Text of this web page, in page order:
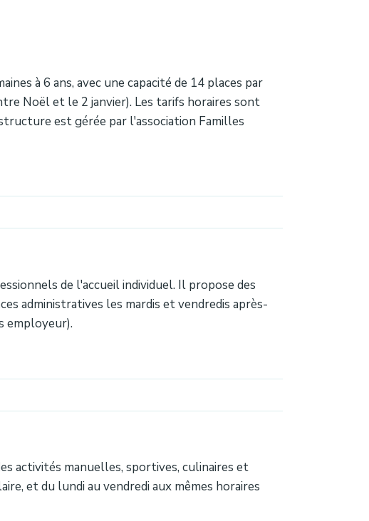
à 6 ans, avec une capacité de 14 places par
Noël et le 2 janvier). Les tarifs horaires sont
est gérée par l'association Familles
de l'accueil individuel. Il propose des
administratives les mardis et vendredis après-
employeur).
activités manuelles, sportives, culinaires et
et du lundi au vendredi aux mêmes horaires